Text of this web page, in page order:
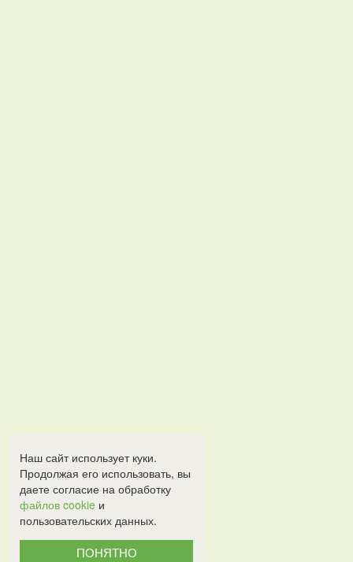
Наш сайт использует куки.
Продолжая его использовать, вы
даете согласие на обработку
файлов cookie и
пользовательских данных.
ПОНЯТНО